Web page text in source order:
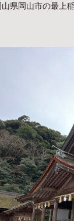
山県岡山市の最上